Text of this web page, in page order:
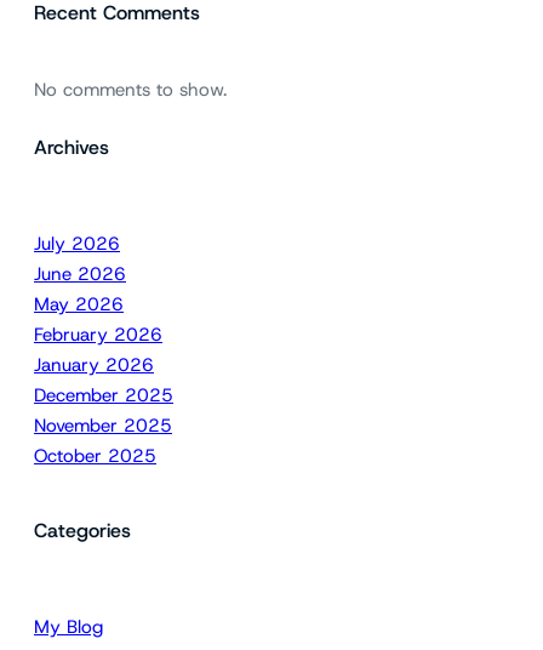
Recent Comments
No comments to show.
Archives
July 2026
June 2026
May 2026
February 2026
January 2026
December 2025
November 2025
October 2025
Categories
My Blog